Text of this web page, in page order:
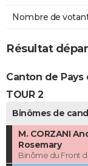
Nombre de
Résultat
Canton de Pays
TOUR 2
Binômes de
M. CORZANI
Rosemary
Binôme du Front